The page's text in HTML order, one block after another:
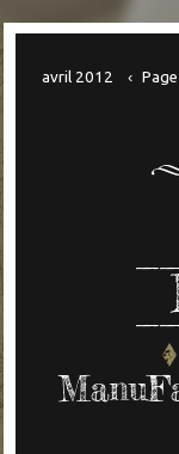
avril 2012